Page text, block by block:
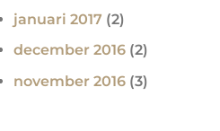
januari 2017 (2)
december 2016 (2)
november 2016 (3)